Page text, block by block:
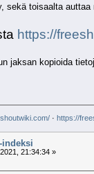
sekä toisaalta
https://
jaksan kopioida
· https://
indeksi
21:34:34 »